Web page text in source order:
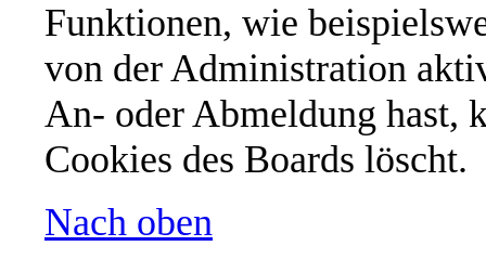
Funktionen, wie
von der Administration
An- oder Abmeldung hast,
Cookies des Boards löscht.
Nach oben